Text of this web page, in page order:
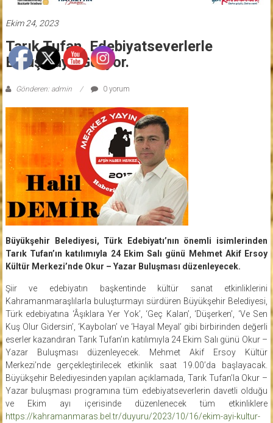
Ekim 24, 2023
Tarık Tufan, Edebiyatseverlerle
Buluşmaya Geliyor.
Gönderen: admin 0 yorum
Büyükşehir Belediyesi, Türk Edebiyatı’nın önemli isimlerinden
Tarık Tufan’ın katılımıyla 24 Ekim Salı günü Mehmet Akif Ersoy
Kültür Merkezi’nde Okur – Yazar Buluşması düzenleyecek.
Şiir ve edebiyatın başkentinde kültür sanat etkinliklerini
Kahramanmaraşlılarla buluşturmayı sürdüren Büyükşehir Belediyesi,
Türk edebiyatına ‘Âşıklara Yer Yok’, ‘Geç Kalan’, ‘Düşerken’, ‘Ve Sen
Kuş Olur Gidersin’, ‘Kaybolan’ ve ‘Hayal Meyal’ gibi birbirinden değerli
eserler kazandıran Tarık Tufan’ın katılımıyla 24 Ekim Salı günü Okur –
Yazar Buluşması düzenleyecek. Mehmet Akif Ersoy Kültür
Merkezi’nde gerçekleştirilecek etkinlik saat 19.00’da başlayacak.
Büyükşehir Belediyesinden yapılan açıklamada, Tarık Tufan’la Okur –
Yazar buluşması programına tüm edebiyatseverlerin davetli olduğu
ve Ekim ayı içerisinde düzenlenecek tüm etkinliklere
https://kahramanmaras.bel.tr/duyuru/2023/10/16/ekim-ayi-kultur-